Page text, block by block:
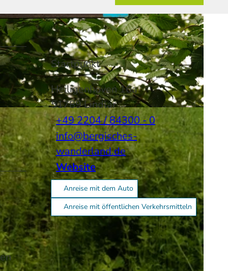
Startpunkt
Heiligenhoven 16a
51789Lindlar
+49 2204 / 84300 - 0
info@bergisches-
wanderland.de
Website
Anreise mit dem Auto
Anreise mit öffentlichen Verkehrsmitteln